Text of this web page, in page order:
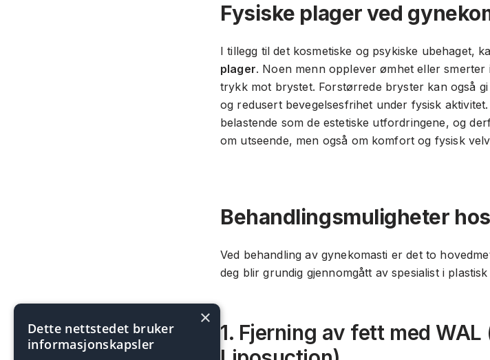
Fysiske plager ved
I tillegg til det kosmetiske og psykiske ubehaget,
plager. Noen menn opplever ømhet eller
trykk mot brystet. Forstørrede bryster kan også
og redusert bevegelsesfrihet under fysisk
belastende som de estetiske utfordringene, og
om utseende, men også om komfort og fysisk
Behandlingsmuligheter
Ved behandling av gynekomasti er det to
deg blir grundig gjennomgått av spesialist i
1. Fjerning av fett med
×
Dette nettstedet bruker
informasjonskapsler